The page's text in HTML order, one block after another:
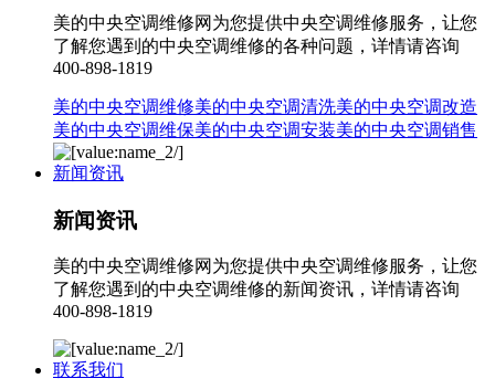
美的中央空调维修网为您提供中央空调维修服务，让您
了解您遇到的中央空调维修的各种问题，详情请咨询
400-898-1819
美的中央空调维修美的中央空调清洗美的中央空调改造
美的中央空调维保美的中央空调安装美的中央空调销售
新闻资讯
新闻资讯
美的中央空调维修网为您提供中央空调维修服务，让您
了解您遇到的中央空调维修的新闻资讯，详情请咨询
400-898-1819
联系我们